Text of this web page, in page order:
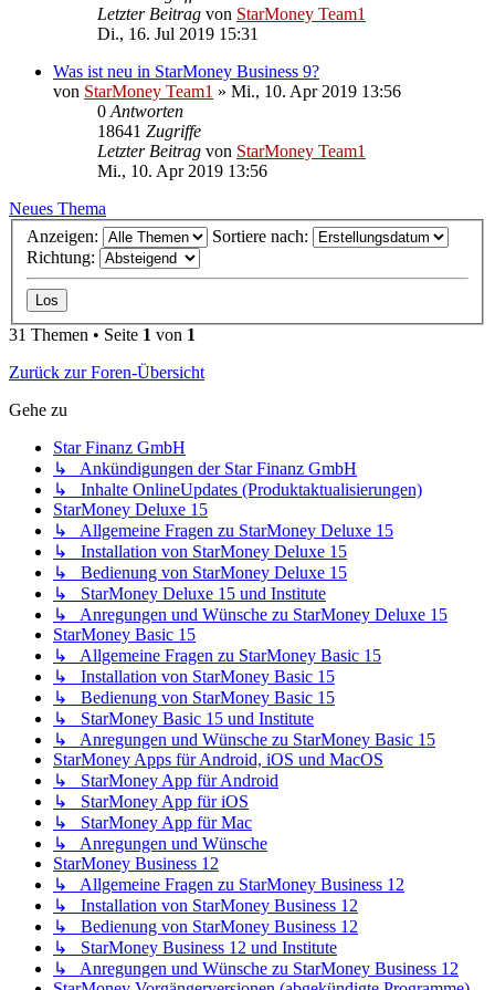
Letzter Beitrag von StarMoney Team1
Di., 16. Jul 2019 15:31
Was ist neu in StarMoney Business 9?
von StarMoney Team1 » Mi., 10. Apr 2019 13:56
0 Antworten
18641 Zugriffe
Letzter Beitrag von StarMoney Team1
Mi., 10. Apr 2019 13:56
Neues Thema
Anzeigen:
Sortiere nach:
Richtung:
31 Themen • Seite 1 von 1
Zurück zur Foren-Übersicht
Gehe zu
Star Finanz GmbH
↳ Ankündigungen der Star Finanz GmbH
↳ Inhalte OnlineUpdates (Produktaktualisierungen)
StarMoney Deluxe 15
↳ Allgemeine Fragen zu StarMoney Deluxe 15
↳ Installation von StarMoney Deluxe 15
↳ Bedienung von StarMoney Deluxe 15
↳ StarMoney Deluxe 15 und Institute
↳ Anregungen und Wünsche zu StarMoney Deluxe 15
StarMoney Basic 15
↳ Allgemeine Fragen zu StarMoney Basic 15
↳ Installation von StarMoney Basic 15
↳ Bedienung von StarMoney Basic 15
↳ StarMoney Basic 15 und Institute
↳ Anregungen und Wünsche zu StarMoney Basic 15
StarMoney Apps für Android, iOS und MacOS
↳ StarMoney App für Android
↳ StarMoney App für iOS
↳ StarMoney App für Mac
↳ Anregungen und Wünsche
StarMoney Business 12
↳ Allgemeine Fragen zu StarMoney Business 12
↳ Installation von StarMoney Business 12
↳ Bedienung von StarMoney Business 12
↳ StarMoney Business 12 und Institute
↳ Anregungen und Wünsche zu StarMoney Business 12